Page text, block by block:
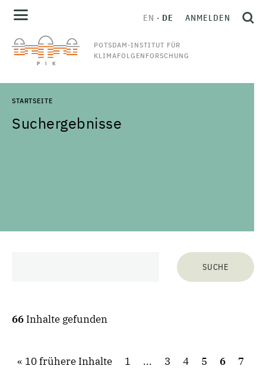
POTSDAM-INSTITUT FÜR
KLIMAFOLGENFORSCHUNG
EN DE ANMELDEN
STARTSEITE
Suchergebnisse
66 Inhalte gefunden
10 frühere Inhalte 1 ... 3 4 5 6
7